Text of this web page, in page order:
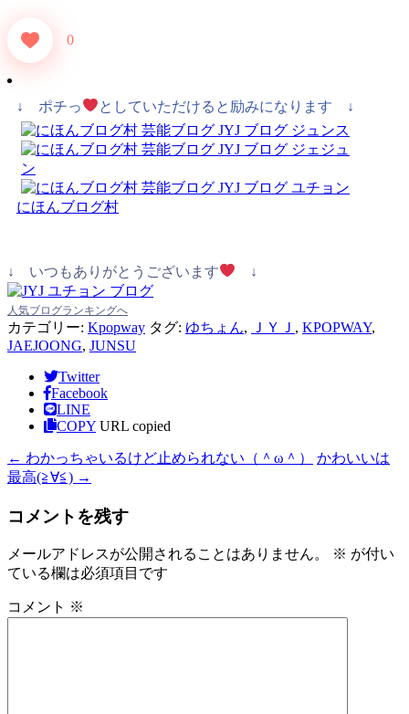
0
↓ ポチっ としていただけると励みになります ↓
にほんブログ村
↓ いつもありがとうございます ↓
人気ブログランキングへ
カテゴリー: Kpopway タグ: ゆちょん, ＪＹＪ , KPOPWAY,
JAEJOONG, JUNSU
Twitter
Facebook
LINE
COPY URL copied
← わかっちゃいるけど止められない（＾ω＾）
かわいいは
最高(≧∀≦) →
コメントを残す
メールアドレスが公開されることはありません。 ※ が付い
ている欄は必須項目です
コメント ※